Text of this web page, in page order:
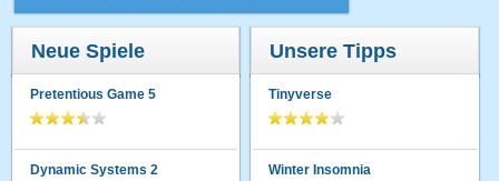
Neue Spiele
Pretentious Game 5
Dynamic Systems 2
Unsere Tipps
Tinyverse
Winter Insomnia